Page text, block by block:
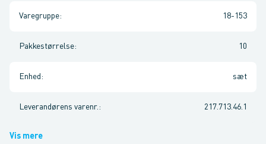
Varegruppe: 18-153
Pakkestørrelse: 10
Enhed : sæt
Leverandørens varenr. : 217.713.46.1
Vis mere